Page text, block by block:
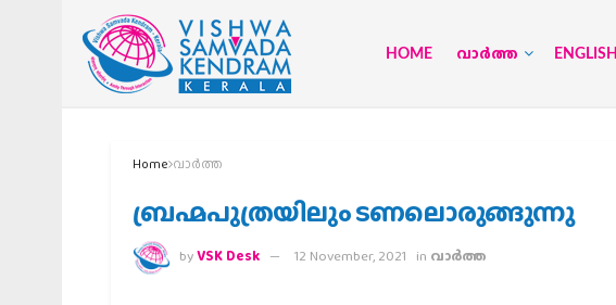
HOME വാര്‍ത്ത ENGLISH
Home വാര്‍ത്ത
ബ്രഹ്മപുത്രയിലും ടണലൊരുങ്ങുന്നു
byVSK Desk 12 November, 2021 in വാര്‍ത്ത